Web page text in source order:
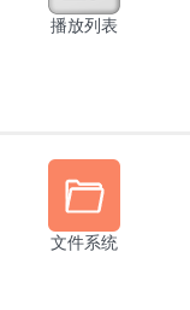
播放列表
文件系统